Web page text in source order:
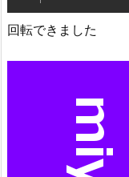
回転できました